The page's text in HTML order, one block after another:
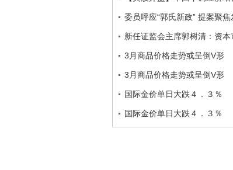
委员呼应“郭氏新政” 提案聚
新任证监会主席郭树清：资本
3月商品价格走势或呈倒V形
3月商品价格走势或呈倒V形
国际金价单日大跌４．３％
国际金价单日大跌４．３％